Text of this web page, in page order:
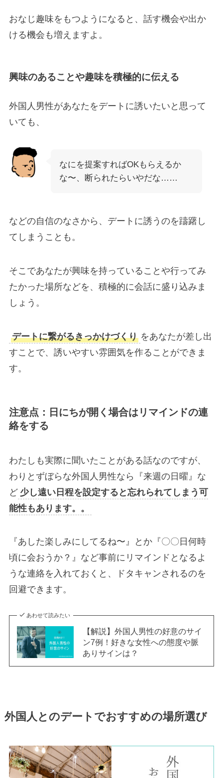
おなじ趣味をもつようになると、話す機会や出か
ける機会も増えますよ。
興味のあることや趣味を積極的に伝える
外国人男性があなたをデートに誘いたいと思って
いても、
なにを提案すればOKもらえるか
な〜、断られたらいやだな……
などの自信のなさから、デートに誘うのを躊躇し
てしまうことも。
そこであなたが興味を持っていることや行ってみ
たかった場所などを、積極的に会話に盛り込みま
しょう。
デートに繋がるきっかけづくり をあなたが差し出
すことで、誘いやすい雰囲気を作ることができま
す。
注意点：日にちが開く場合はリマインドの連
絡をする
わたしも実際に聞いたことがある話なのですが、
わりとずぼらな外国人男性なら『来週の日曜』な
ど 少し遠い日程を設定すると忘れられてしまう可
能性もあります。。
『あした楽しみにしてるね〜』とか『〇〇日何時
頃に会おうか？』など事前にリマインドとなるよ
うな連絡を入れておくと、ドタキャンされるのを
回避できます。
あわせて読みたい
【解説】外国人男性の好意のサイ
ン7例！好きな女性への態度や脈
ありサインは？
外国人とのデートでおすすめの場所選び